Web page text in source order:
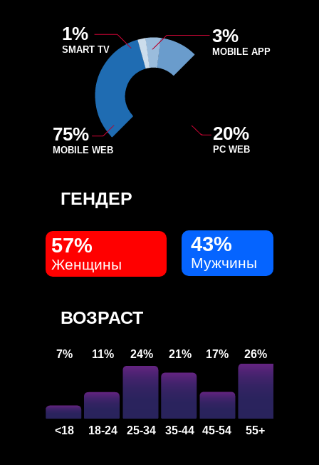
1%
SMART TV
20%
PC WEB
3%
MOBILE APP
75%
MOBILE WEB
ГЕНДЕР
ВОЗРАСТ
57%
Женщины
<18
7%
25-34
24%
45-54
17%
18-24
11%
35-44
21%
55+
26%
43%
Мужчины